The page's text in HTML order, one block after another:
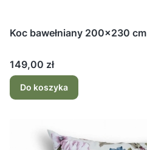
Koc bawełniany 200x230 cm
Cena
149,00 zł
Do koszyka